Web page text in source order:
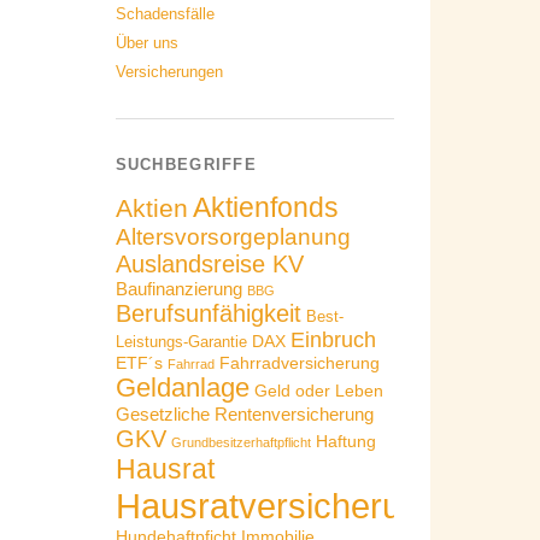
Schadensfälle
Über uns
Versicherungen
SUCHBEGRIFFE
Aktien Aktienfonds
Altersvorsorgeplanung
Auslandsreise KV
Baufinanzierung BBG
Berufsunfähigkeit Best-
Leistungs-Garantie DAX Einbruch
ETF´s Fahrrad Fahrradversicherung
Geldanlage Geld oder Leben
Gesetzliche Rentenversicherung
GKV Grundbesitzerhaftpflicht Haftung
Hausrat
Hausratversicherung